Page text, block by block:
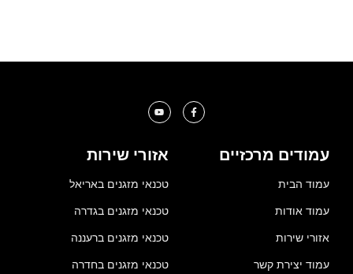
עמודים מרכזיים
עמוד הבית
עמוד אודות
אזורי שירות
עמוד יצירת קשר
אזורי שירות
טכנאי מזגנים באריאל
טכנאי מזגנים בגדרה
טכנאי מזגנים ברעננה
טכנאי מזגנים בחדרה